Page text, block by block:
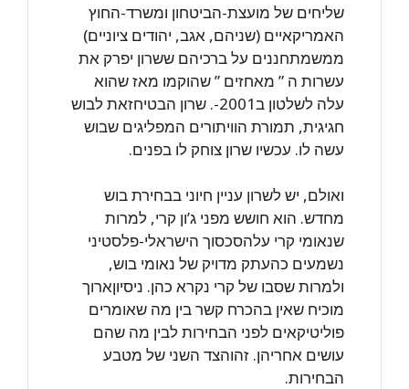
שליחים של מועצת-הביטחון ומשרד-החוץ
האמריקאיים (שניהם, אגב, יהודים ציוניים)
ממשמתחננים על ברכיהם ששרון יפרק את
עשרות ה ” מאחזים ” שהוקמו מאז שהוא
עלה לשלטון ב2001-. שרון הבטיחזאת לבוש
חגיגית, תמורת הוויתורים המפליגים שבוש
עשה לו. עכשיו שרון צוחק לו בפנים.
ואולם, יש לשרון עניין חיוני בבחירת בוש
מחדש. הוא חושש מפני ג’ון קרי, למרות
שנאומי קרי עלהסכסוך הישראלי-פלסטיני
נשמעים כהעתק מדויק של נאומי בוש,
ולמרות שסבו של קרי נקרא כהן. ניסיוןארוך
מוכיח שאין בהכרח קשר בין מה שאומרים
פוליטיקאים לפני הבחירות לבין מה שהם
עושים אחריהן. זהוהצד השני של מטבע
הבחירות.